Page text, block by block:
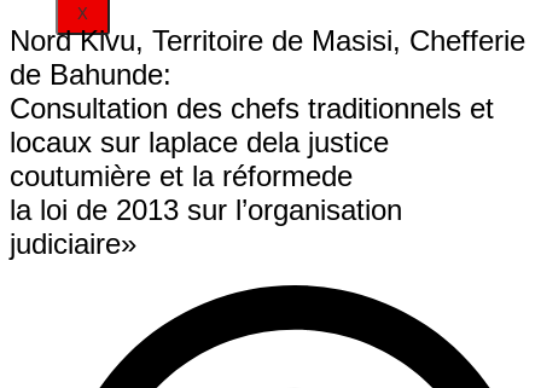
X
Nord Kivu, Territoire de Masisi, Chefferie
de Bahunde:
Consultation des chefs traditionnels et
locaux sur laplace dela justice
coutumière et la réformede
la loi de 2013 sur l’organisation
judiciaire»